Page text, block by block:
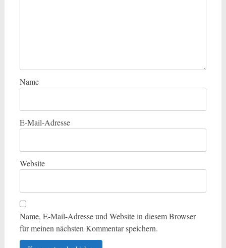
Name
E-Mail-Adresse
Website
Name, E-Mail-Adresse und Website in diesem Browser
für meinen nächsten Kommentar speichern.